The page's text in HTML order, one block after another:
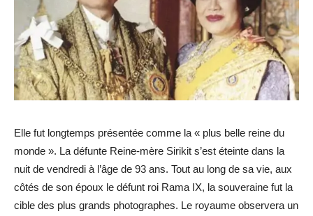
Elle fut longtemps présentée comme la « plus belle reine du
monde ». La défunte Reine-mère Sirikit s’est éteinte dans la
nuit de vendredi à l’âge de 93 ans. Tout au long de sa vie, aux
côtés de son époux le défunt roi Rama IX, la souveraine fut la
cible des plus grands photographes. Le royaume observera un